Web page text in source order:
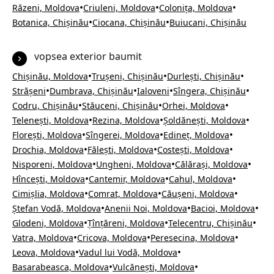
Răzeni, Moldova•Criuleni, Moldova•Colonița, Moldova•
Botanica, Chișinău•Ciocana, Chișinău•Buiucani, Chișinău
vopsea exterior baumit
Chișinău, Moldova•Trușeni, Chișinău•Durlești, Chișinău•
Strășeni•Dumbrava, Chișinău•Ialoveni•Sîngera, Chișinău•
Codru, Chișinău•Stăuceni, Chișinău•Orhei, Moldova•
Telenești, Moldova•Rezina, Moldova•Șoldănești, Moldova•
Florești, Moldova•Sîngerei, Moldova•Edineț, Moldova•
Drochia, Moldova•Fălești, Moldova•Costești, Moldova•
Nisporeni, Moldova•Ungheni, Moldova•Călărași, Moldova•
Hîncești, Moldova•Cantemir, Moldova•Cahul, Moldova•
Cimișlia, Moldova•Comrat, Moldova•Căușeni, Moldova•
Ștefan Vodă, Moldova•Anenii Noi, Moldova•Bacioi, Moldova•
Glodeni, Moldova•Țînțăreni, Moldova•Telecentru, Chișinău•
Vatra, Moldova•Cricova, Moldova•Peresecina, Moldova•
Leova, Moldova•Vadul lui Vodă, Moldova•
Basarabeasca, Moldova•Vulcănești, Moldova•